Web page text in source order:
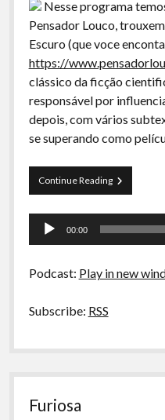
Nesse programa
Pensador Louco,
Escuro (que voce
https://
clássico da ficção
responsável por
depois, com vários
se superando como
Continue ReadingBlade
Runner
Tocador
00:00
Podcast: Play in new
Subscribe: RSS
Furiosa